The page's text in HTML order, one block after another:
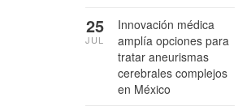
Innovación médica
amplía opciones para
tratar aneurismas
cerebrales complejos
en México
25
JUL